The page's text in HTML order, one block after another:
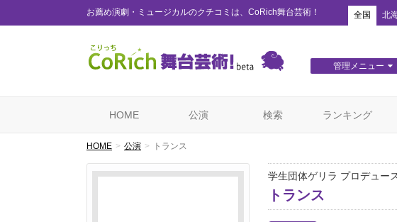
お薦め演劇・ミュージカルのクチコミは、CoRich舞台芸術！ 全国 北
管理メニュー
HOME 公演 検索 ランキング
HOME 公演 トランス
学生団体ゲリラ プロデュー
トランス